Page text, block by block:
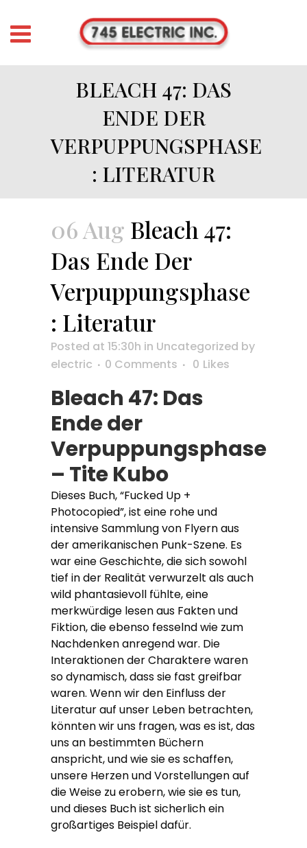
BLEACH 47: DAS
ENDE DER
VERPUPPUNGSPHASE
: LITERATUR
06 Aug Bleach 47:
Das Ende Der
Verpuppungsphase
: Literatur
Posted at 15:30h in Uncategorized by
electric
0 Comments 0 Likes
Bleach 47: Das
Ende der
Verpuppungsphase
– Tite Kubo
Dieses Buch, “Fucked Up +
Photocopied”, ist eine rohe und
intensive Sammlung von Flyern aus
der amerikanischen Punk-Szene. Es
war eine Geschichte, die sich sowohl
tief in der Realität verwurzelt als auch
wild phantasievoll fühlte, eine
merkwürdige lesen aus Fakten und
Fiktion, die ebenso fesselnd wie zum
Nachdenken anregend war. Die
Interaktionen der Charaktere waren
so dynamisch, dass sie fast greifbar
waren. Wenn wir den Einfluss der
Literatur auf unser Leben betrachten,
könnten wir uns fragen, was es ist, das
uns an bestimmten Büchern
anspricht, und wie sie es schaffen,
unsere Herzen und Vorstellungen auf
die Weise zu erobern, wie sie es tun,
und dieses Buch ist sicherlich ein
großartiges Beispiel dafür.